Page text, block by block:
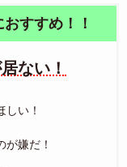
すすめ！！
ない！
い！
嫌だ！